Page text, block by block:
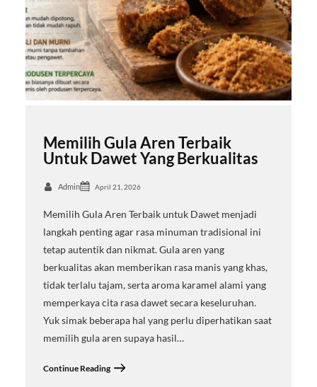
Memilih Gula Aren Terbaik
Untuk Dawet Yang Berkualitas
Admin April 21, 2026
Memilih Gula Aren Terbaik untuk Dawet menjadi
langkah penting agar rasa minuman tradisional ini
tetap autentik dan nikmat. Gula aren yang
berkualitas akan memberikan rasa manis yang khas,
tidak terlalu tajam, serta aroma karamel alami yang
memperkaya cita rasa dawet secara keseluruhan.
Yuk simak beberapa hal yang perlu diperhatikan saat
memilih gula aren supaya hasil…
Continue Reading